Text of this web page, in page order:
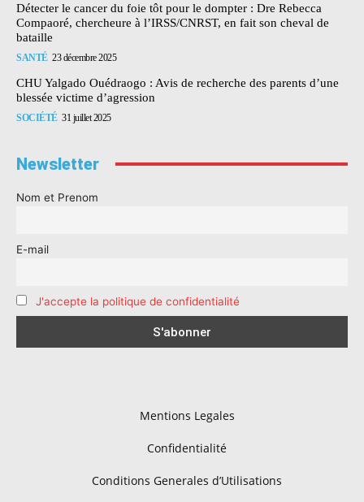
Détecter le cancer du foie tôt pour le dompter : Dre Rebecca
Compaoré, chercheure à l’IRSS/CNRST, en fait son cheval de
bataille
SANTÉ 23 décembre 2025
CHU Yalgado Ouédraogo : Avis de recherche des parents d’une
blessée victime d’agression
SOCIÉTÉ 31 juillet 2025
Newsletter
Nom et Prenom
E-mail
J'accepte la politique de confidentialité
Mentions Legales
Confidentialité
Conditions Generales d’Utilisations